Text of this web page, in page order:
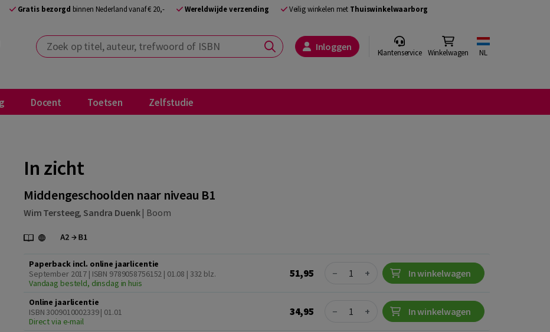
Gratis bezorgd binnen Nederland vanaf € 20,- Wereldwijde verzending Veilig winkelen met Thuiswinkelwaarborg
Zoek op titel, auteur, trefwoord of ISBN Inloggen Klantenservice Winkelwagen NL
Docent Toetsen Zelfstudie
In zicht
Middengeschoolden naar niveau B1
Wim Tersteeg, Sandra Duenk| Boom
Paperback incl. online jaarlicentie
September 2017 | ISBN 9789058756152 | 01.08 | 332 blz.
Vandaag besteld, dinsdag in huis
51,95 Quantity
− + In winkelwagen
Online jaarlicentie
ISBN 3009010002339 | 01.01
Direct via e-mail
34,95 Quantity
− + In winkelwagen